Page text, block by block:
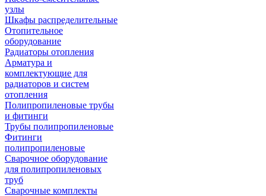
узлы
Шкафы распределительные
Отопительное
оборудование
Радиаторы отопления
Арматура и
комплектующие для
радиаторов и систем
отопления
Полипропиленовые трубы
и фитинги
Трубы полипропиленовые
Фитинги
полипропиленовые
Сварочное оборудование
для полипропиленовых
труб
Сварочные комплекты